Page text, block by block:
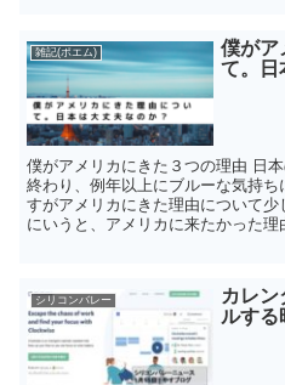
雑記(ポエム)
僕がア
て。日
僕がアメリカにきた３つの理由 日
終わり、例年以上にブルーな気持
すがアメリカにきた理由について
にいうと、アメリカに来たかった
シリコンバレー
カレ
ルする